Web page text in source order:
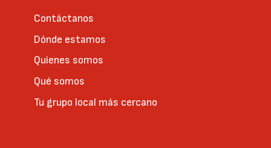
Contáctanos
Dónde estamos
Quienes somos
Qué somos
Tu grupo local más cercano